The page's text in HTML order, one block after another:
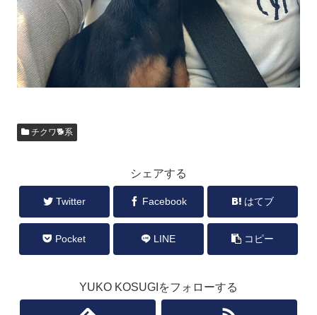
チクワ🐕系
シェアする
Twitter Facebook はてブ
Pocket LINE コピー
YUKO KOSUGIをフォローする